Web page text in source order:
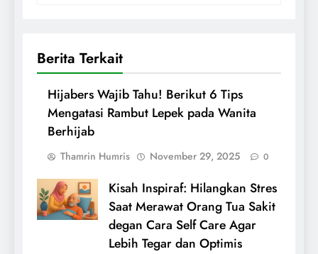
Berita Terkait
Hijabers Wajib Tahu! Berikut 6 Tips
Mengatasi Rambut Lepek pada Wanita
Berhijab
Thamrin Humris November 29, 2025 0
Kisah Inspiraf: Hilangkan Stres
Saat Merawat Orang Tua Sakit
degan Cara Self Care Agar
Lebih Tegar dan Optimis